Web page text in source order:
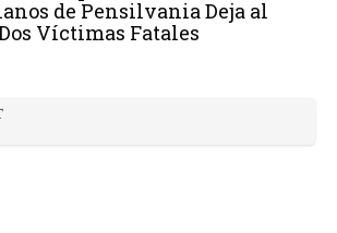
de Pensilvania Deja al
Víctimas Fatales